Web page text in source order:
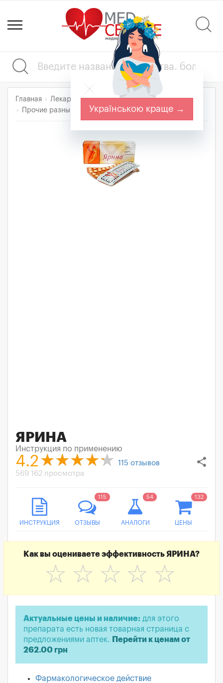
Главная Лекарства
Прочие препараты
Прочие разные препараты
ЯРИНА
ЯРИНА
Инструкция по применению
share
4.2 115 отзывов
569 162 просмотра
ИНСТРУКЦИЯ ОТЗЫВЫ
115
АНАЛОГИ
54
ЦЕНЫ
132
Как вы оцениваете эффективность ЯРИНА?
☆
☆
☆
☆
☆
Актуальные цены и наличие: для этого
препарата есть новая товарная страница с
предложениями аптек. Перейти к ценам от
262.00 грн
Фармакологическое действие
Українською краще →